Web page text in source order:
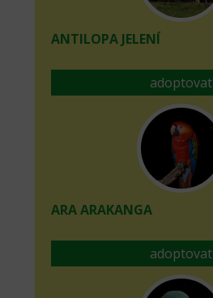
ANTILOPA JELENÍ
adoptovat
ARA ARAKANGA
adoptovat